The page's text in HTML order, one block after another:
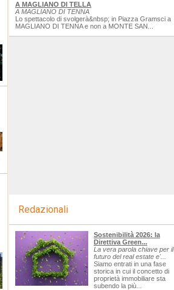
A MAGLIANO DI TELLA
A MAGLIANO DI TENNA
Lo spettacolo di svolgerà&nbsp; in Piazza Gramsci a
MAGLIANO DI TENNA e non a MONTE SAN...
Redazionali
Sostenibilità 2026: la
Direttiva Green...
La vera parola chiave per il
futuro del real estate e'...
Siamo entrati in una fase
storica in cui il concetto di
proprietà immobiliare sta
subendo la più...